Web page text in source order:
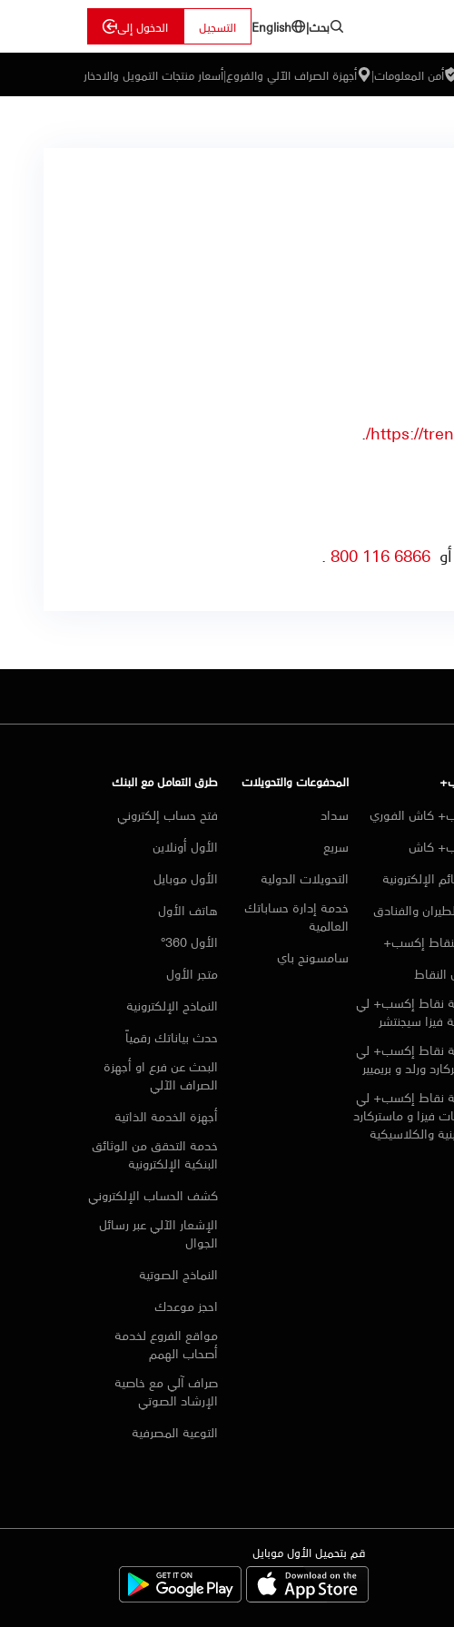
بحث|
English التسجيل الدخول إلى
أمن المعلومات| أجهزة الصراف الآلي والفروع|أسعار منتجات التمويل والادخار
https://
.
أو6866 116 800
.
كاش الفوري
كاش
الإلكترونية
والفنادق
إكسب+
النقاط
نقاط إكسب+ لي
فيزا سيجنتشر
نقاط إكسب+ لي
ورلد و بريميير
نقاط إكسب+ لي
فيزا و ماستركارد
والكلاسيكية
المدفوعات والتحويلات
سداد
سريع
التحويلات الدولية
خدمة إدارة حساباتك
العالمية
سامسونج باي
طرق التعامل مع البنك
فتح حساب إلكتروني
الأول أونلاين
الأول موبايل
هاتف الأول
الأول 360°
متجر الأول
النماذج الإلكترونية
حدث بياناتك رقمياً
البحث عن فرع او أجهزة
الصراف الآلي
أجهزة الخدمة الذاتية
خدمة التحقق من الوثائق
البنكية الإلكترونية
كشف الحساب الإلكتروني
الإشعار الآلي عبر رسائل
الجوال
النماذج الصوتية
احجز موعدك
مواقع الفروع لخدمة
أصحاب الهمم
صراف آلي مع خاصية
الإرشاد الصوتي
التوعية المصرفية
قم بتحميل الأول موبايل